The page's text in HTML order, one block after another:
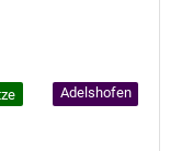
Adelshofen